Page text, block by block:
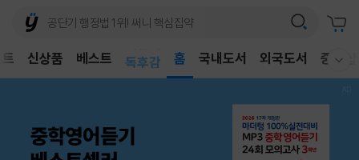
신상품 베스트
독후감
어린이
홈 국내도서 외국도서 중고샵